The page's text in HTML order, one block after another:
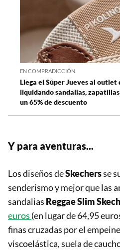
EN COMPRADICCIÓN
Llega el Súper Jueves al outlet
liquidando sandalias,
un 65% de descuento
Y para aventuras...
Los diseños deSkechersse
senderismo y mejor que las
sandalias Reggae Slim
euros (en lugar de 64,95
finas cruzadas por el
viscoelástica, suela de